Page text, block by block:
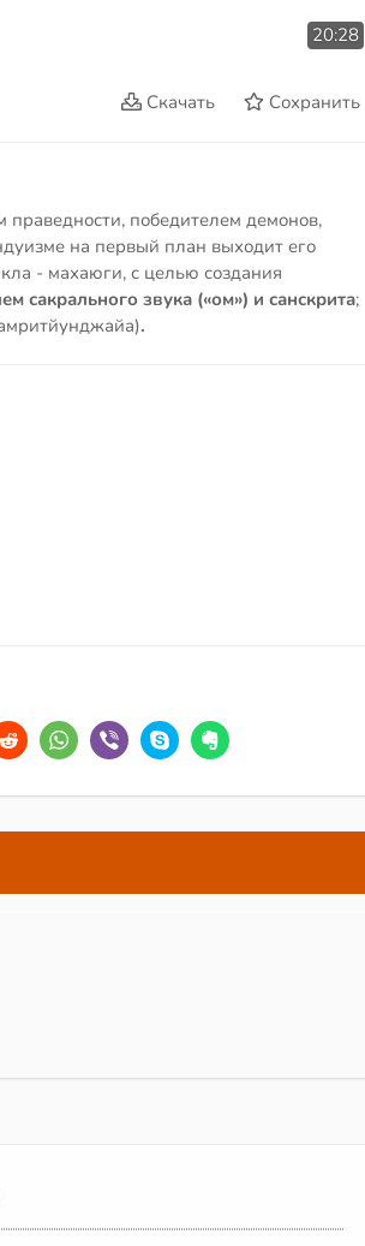
20:28
Скачать Сохранить
победителем демонов,
на первый план выходит его
- махаюги, с целью создания
сакрального звука («ом») и санскрита;
.